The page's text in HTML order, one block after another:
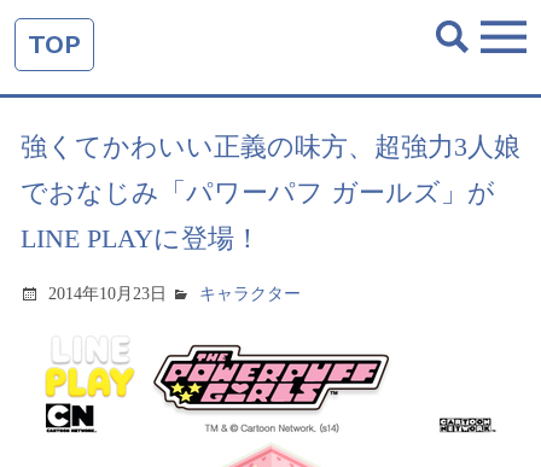
TOP
強くてかわいい正義の味方、超強力3人娘
でおなじみ「パワーパフ ガールズ」が
LINE PLAYに登場！
2014年10月23日 キャラクター